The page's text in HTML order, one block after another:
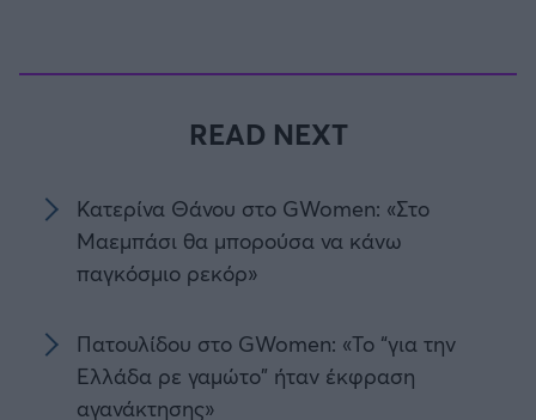
READ NEXT
Κατερίνα Θάνου στο GWomen: «Στο
Μαεμπάσι θα μπορούσα να κάνω
παγκόσμιο ρεκόρ»
Πατουλίδου στο GWomen: «Το “για την
Ελλάδα ρε γαμώτο” ήταν έκφραση
αγανάκτησης»